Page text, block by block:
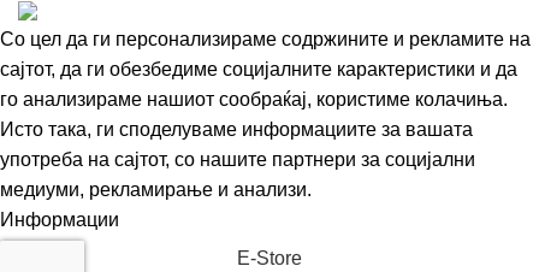
Со цел да ги персонализираме содржините и рекламите на
сајтот, да ги обезбедиме социјалните карактеристики и да
го анализираме нашиот сообраќај, користиме колачиња.
Исто така, ги споделуваме информациите за вашата
употреба на сајтот, со нашите партнери за социјални
медиуми, рекламирање и анализи.
Информации
Е-Store